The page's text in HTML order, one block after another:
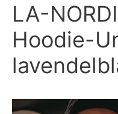
LA-
Hoodie-